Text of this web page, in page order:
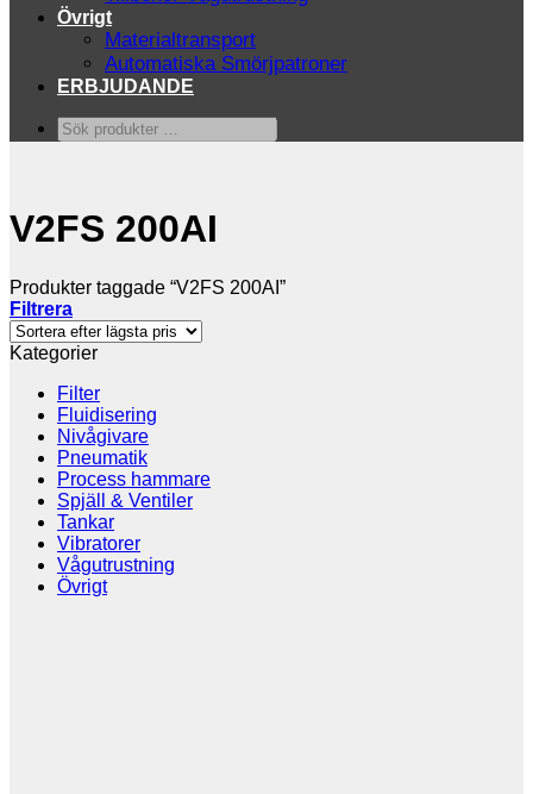
Övrigt
Materialtransport
Automatiska Smörjpatroner
ERBJUDANDE
Sök
produkter
V2FS 200AI
Produkter taggade “V2FS 200AI”
Filtrera
Kategorier
Filter
Fluidisering
Nivågivare
Pneumatik
Process hammare
Spjäll & Ventiler
Tankar
Vibratorer
Vågutrustning
Övrigt